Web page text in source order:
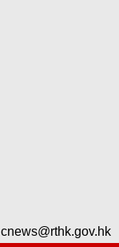
cnews@rthk.gov.hk